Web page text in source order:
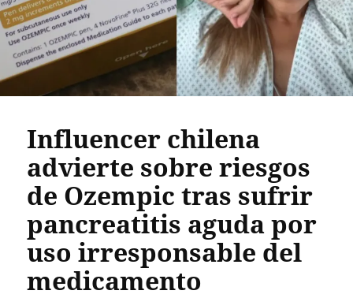
Influencer chilena
advierte sobre riesgos
de Ozempic tras sufrir
pancreatitis aguda por
uso irresponsable del
medicamento